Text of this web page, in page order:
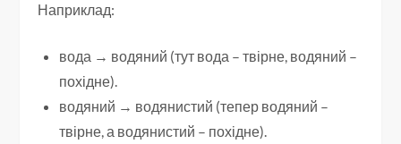
Наприклад:
вода → водяний (тут вода – твірне, водяний –
похідне).
водяний → водянистий (тепер водяний –
твірне, а водянистий – похідне).